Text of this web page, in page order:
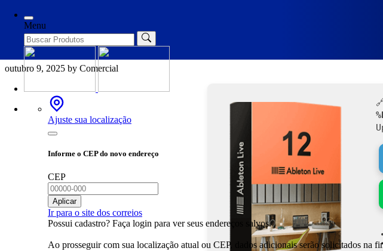
Menu
Ajuste sua localização
Informe o CEP do novo endereço
CEP
Aplicar
Ir para o site dos correios
Possui cadastro? Faça login para ver seus endereços salvos.
Ao prosseguir com sua localização atual ou CEP, dados adicionais serão solicitados na
Ableton Live Live 11 Portable + Crack Latest
outubro 9, 2025 by Comercial